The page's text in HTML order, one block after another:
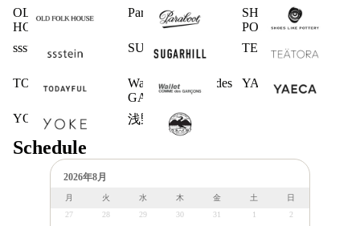
OLD FOLK
HOUSE
Paraboot
SHOES LIKE
POTTERY
ssstein
SUGARHILL TEATORA
TODAYFUL
Wallet COMME des
GARCONS
YAECA
YOKE 浅野商店
Schedule
2026年8月
月 火 水 木 金 土
日
27
28 29 30 31 1 2